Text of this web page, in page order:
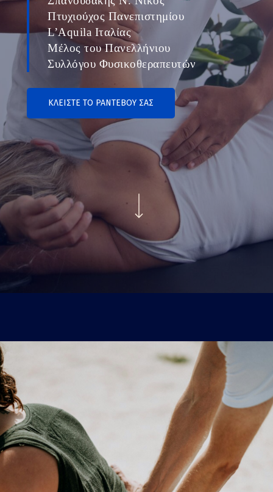
Πτυχιούχος Πανεπιστημίου
L’Aquila Ιταλίας
Μέλος του Πανελλήνιου
Συλλόγου Φυσικοθεραπευτών
ΚΛΕΙΣΤΕ ΤΟ ΡΑΝΤΕΒΟΥ ΣΑΣ
Navigate to the next section